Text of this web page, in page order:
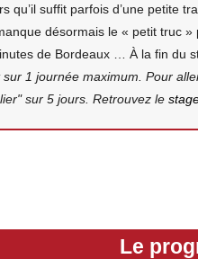
qu’il suffit parfois d’une petite
désormais le « petit truc
de Bordeaux … À la fin du
1 journée maximum. Pour
sur 5 jours. Retrouvez le
Le